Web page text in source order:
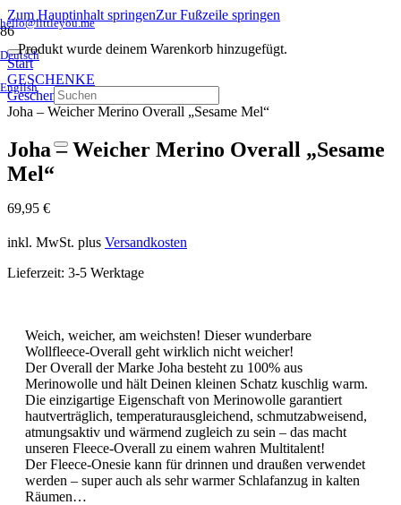
Zum Hauptinhalt springenZur Fußzeile springen
hello@littleyou.me
Deutsch
English
Produkt wurde deinem Warenkorb hinzugefügt.
Start
GESCHENKE
Geschenke zur Geburt
Joha – Weicher Merino Overall „Sesame Mel“
Joha – Weicher Merino Overall „Sesame
Mel“
69,95 €
inkl. MwSt. plus Versandkosten
Lieferzeit: 3-5 Werktage
Weich, weicher, am weichsten! Dieser wunderbare
Wollfleece-Overall geht wirklich nicht weicher!
Der Overall der Marke Joha besteht zu 100% aus
Merinowolle und hält Deinen kleinen Schatz kuschlig warm.
Die einzigartige Eigenschaft von Merinowolle garantiert
hautverträglich, temperaturausgleichend, schmutzabweisend,
atmungsaktiv und wärmend zugleich zu sein – das macht
unseren Fleece-Overall zu einem wahren Multitalent!
Der Fleece-Onesie kann für drinnen und draußen verwendet
werden – super auch als sehr warmer Schlafanzug in kalten
Räumen…